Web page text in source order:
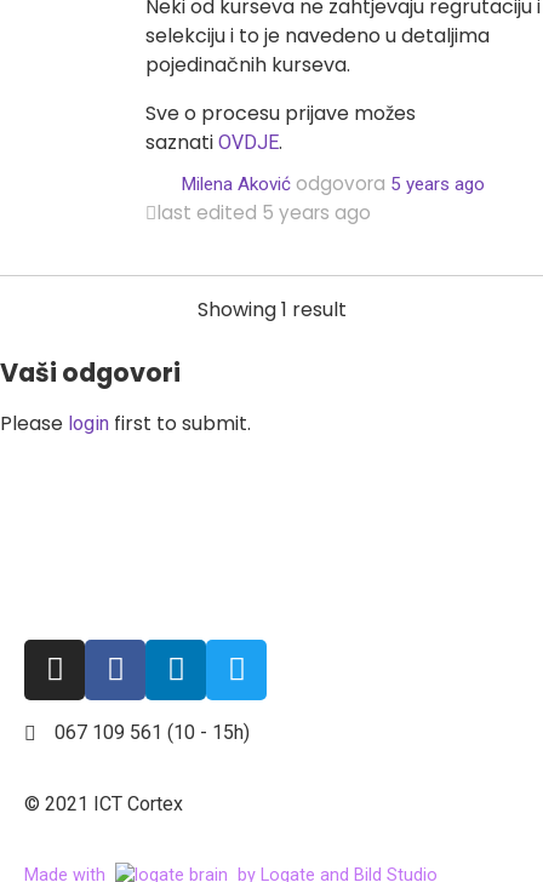
Neki od kurseva ne zahtjevaju regrutaciju i
selekciju i to je navedeno u detaljima
pojedinačnih kurseva.
Sve o procesu prijave možes
saznati OVDJE.
Milena Akovićodgovora 5 years ago
last edited 5 years ago
Showing 1 result
Vaši odgovori
Please login first to submit.
067 109 561 (10 - 15h)
© 2021 ICT Cortex
Made with by Logate and Bild Studio